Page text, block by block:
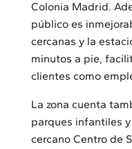
Colonia Madrid.
público es
cercanas y la
minutos a pie,
clientes como
La zona cuenta
parques infantiles
cercano Centro de